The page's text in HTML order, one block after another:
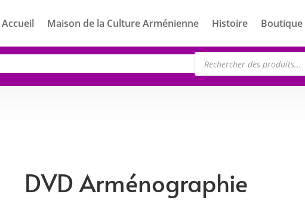
Accueil Maison de la Culture Arménienne Histoire Boutique
Recherche
de
produits
DVD Arménographie